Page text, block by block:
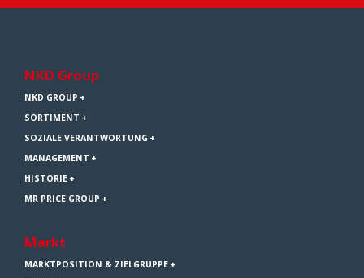
NKD Group
NKD GROUP
SORTIMENT
SOZIALE VERANTWORTUNG
MANAGEMENT
HISTORIE
MR PRICE GROUP
Markt
MARKTPOSITION & ZIELGRUPPE